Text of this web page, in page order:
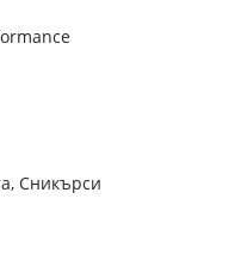
Сникърси